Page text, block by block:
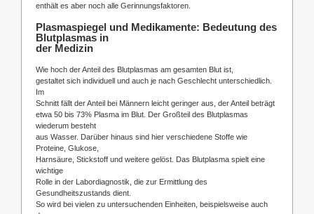
enthält es aber noch alle Gerinnungsfaktoren.
Plasmaspiegel und Medikamente: Bedeutung des
Blutplasmas in
der Medizin
Wie hoch der Anteil des Blutplasmas am gesamten Blut ist,
gestaltet sich individuell und auch je nach Geschlecht unterschiedlich.
Im
Schnitt fällt der Anteil bei Männern leicht geringer aus, der Anteil beträgt
etwa 50 bis 73% Plasma im Blut. Der Großteil des Blutplasmas
wiederum besteht
aus Wasser. Darüber hinaus sind hier verschiedene Stoffe wie
Proteine, Glukose,
Harnsäure, Stickstoff und weitere gelöst. Das Blutplasma spielt eine
wichtige
Rolle in der Labordiagnostik, die zur Ermittlung des
Gesundheitszustands dient.
So wird bei vielen zu untersuchenden Einheiten, beispielsweise auch